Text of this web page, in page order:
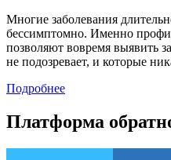
Многие заболевания
бессимптомно. Именно
позволяют вовремя выявить
не подозревает, и которые
Подробнее
Платформа